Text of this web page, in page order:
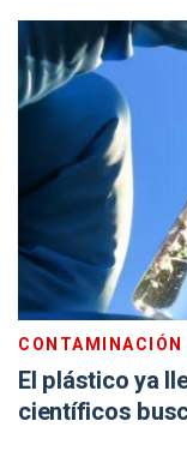
CONTAMINACIÓN
El plástico ya
científicos